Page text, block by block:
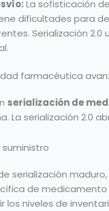
La sofisticación
dificultades para
Serialización
farmacéutica
serialización de
La serialización 2.0
serialización
de
los niveles de